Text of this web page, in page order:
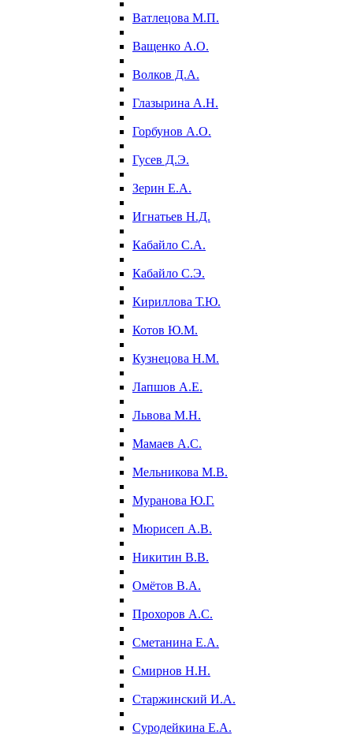
Ватлецова М.П.
Ващенко А.О.
Волков Д.А.
Глазырина А.Н.
Горбунов А.О.
Гусев Д.Э.
Зерин Е.А.
Игнатьев Н.Д.
Кабайло С.А.
Кабайло С.Э.
Кириллова Т.Ю.
Котов Ю.М.
Кузнецова Н.М.
Лапшов А.Е.
Львова М.Н.
Мамаев А.С.
Мельникова М.В.
Муранова Ю.Г.
Мюрисеп А.В.
Никитин В.В.
Омётов В.А.
Прохоров А.С.
Сметанина Е.А.
Смирнов Н.Н.
Старжинский И.А.
Суродейкина Е.А.